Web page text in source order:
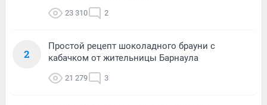
23 310 2
2
Простой рецепт шоколадного брауни с
кабачком от жительницы Барнаула
21 279 3